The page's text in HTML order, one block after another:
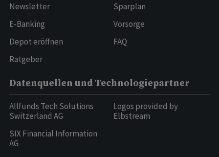
Newsletter
E-Banking
Depot eröffnen
Ratgeber
Sparplan
Vorsorge
FAQ
Datenquellen und Technologiepartner
Allfunds Tech Solutions
Switzerland AG
SIX Financial Information
AG
Logos provided by
Elbstream